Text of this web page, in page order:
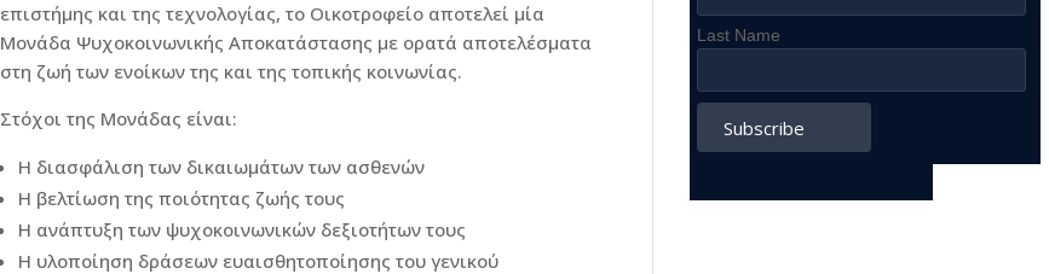
επιστήμης και της τεχνολογίας, το Οικοτροφείο αποτελεί μία
Μονάδα Ψυχοκοινωνικής Αποκατάστασης με ορατά αποτελέσματα
στη ζωή των ενοίκων της και της τοπικής κοινωνίας.
Στόχοι της Μονάδας είναι:
Η διασφάλιση των δικαιωμάτων των ασθενών
Η βελτίωση της ποιότητας ζωής τους
Η ανάπτυξη των ψυχοκοινωνικών δεξιοτήτων τους
Η υλοποίηση δράσεων ευαισθητοποίησης του γενικού
Last Name